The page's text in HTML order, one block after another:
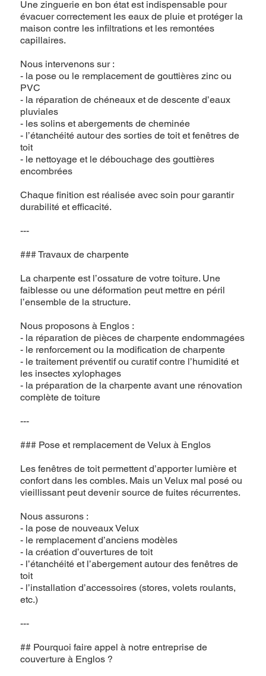
Une zinguerie en bon état est indispensable pour
évacuer correctement les eaux de pluie et protéger la
maison contre les infiltrations et les remontées
capillaires.
Nous intervenons sur :
- la pose ou le remplacement de gouttières zinc ou
PVC
- la réparation de chéneaux et de descente d’eaux
pluviales
- les solins et abergements de cheminée
- l’étanchéité autour des sorties de toit et fenêtres de
toit
- le nettoyage et le débouchage des gouttières
encombrées
Chaque finition est réalisée avec soin pour garantir
durabilité et efficacité.
---
### Travaux de charpente
La charpente est l’ossature de votre toiture. Une
faiblesse ou une déformation peut mettre en péril
l’ensemble de la structure.
Nous proposons à Englos :
- la réparation de pièces de charpente endommagées
- le renforcement ou la modification de charpente
- le traitement préventif ou curatif contre l’humidité et
les insectes xylophages
- la préparation de la charpente avant une rénovation
complète de toiture
---
### Pose et remplacement de Velux à Englos
Les fenêtres de toit permettent d’apporter lumière et
confort dans les combles. Mais un Velux mal posé ou
vieillissant peut devenir source de fuites récurrentes.
Nous assurons :
- la pose de nouveaux Velux
- le remplacement d’anciens modèles
- la création d’ouvertures de toit
- l’étanchéité et l’abergement autour des fenêtres de
toit
- l’installation d’accessoires (stores, volets roulants,
etc.)
---
## Pourquoi faire appel à notre entreprise de
couverture à Englos ?